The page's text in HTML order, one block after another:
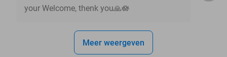
your Welcome, thenk you🙏🪷
Meer weergeven